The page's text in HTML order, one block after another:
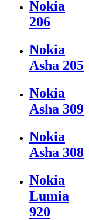
Nokia
206
Nokia
Asha 205
Nokia
Asha 309
Nokia
Asha 308
Nokia
Lumia
920